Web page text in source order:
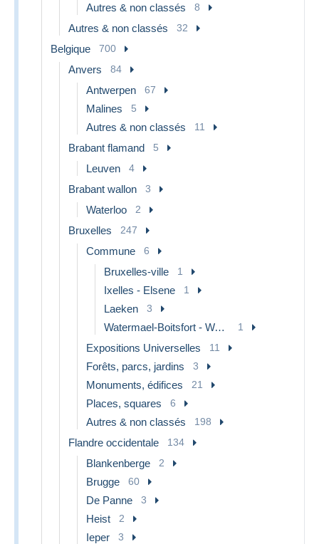
Autres & non classés 8
Autres & non classés 32
Belgique 700
Anvers 84
Antwerpen 67
Malines 5
Autres & non classés 11
Brabant flamand 5
Leuven 4
Brabant wallon 3
Waterloo 2
Bruxelles 247
Commune 6
Bruxelles-ville 1
Ixelles - Elsene 1
Laeken 3
Watermael-Boitsfort - Watermaal-Bosvoorde 1
Expositions Universelles 11
Forêts, parcs, jardins 3
Monuments, édifices 21
Places, squares 6
Autres & non classés 198
Flandre occidentale 134
Blankenberge 2
Brugge 60
De Panne 3
Heist 2
Ieper 3